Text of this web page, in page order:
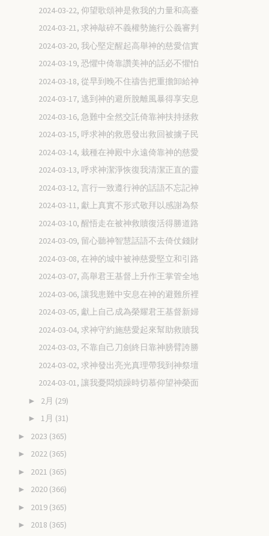
2024-03-22, 仰望歌頌神是救我的力量和高臺
2024-03-21, 求神敲碎不義權勢施行公義審判
2024-03-20, 我心堅定醒起高舉神的慈愛信實
2024-03-19, 恐懼中倚靠讚美神的話必不懼怕
2024-03-18, 從早到晚不住禱告把重擔卸給神
2024-03-17, 逃到神的避所脫離風暴得享安息
2024-03-16, 急難中全然交託倚靠神扶持拯救
2024-03-15, 呼求神的救恩發出救回被擄子民
2024-03-14, 栽種在神殿中永遠倚靠神的慈愛
2024-03-13, 呼求神潔淨恢復我清潔正直的靈
2024-03-12, 言行一致遵行神的話語不忘記神
2024-03-11, 獻上真實不形式敬拜以感謝為祭
2024-03-10, 醒悟走在被神救贖復活得勝道路
2024-03-09, 留心聽神智慧話語不去倚仗錢財
2024-03-08, 在神的城中被神慈愛堅立和引路
2024-03-07, 高舉君王基督上升作王掌管全地
2024-03-06, 讓我患難中安息在神的避難所裡
2024-03-05, 獻上自己成為榮耀君王基督新婦
2024-03-04, 求神守約施慈愛起來幫助救贖我
2024-03-03, 不靠自己刀劍終日靠神膀臂誇勝
2024-03-02, 求神發出亮光真理帶我到神祭壇
2024-03-01, 讓我憂悶煩躁時切慕仰望神榮面
► 2月 (29)
► 1月 (31)
► 2023 (365)
► 2022 (365)
► 2021 (365)
► 2020 (366)
► 2019 (365)
► 2018 (365)